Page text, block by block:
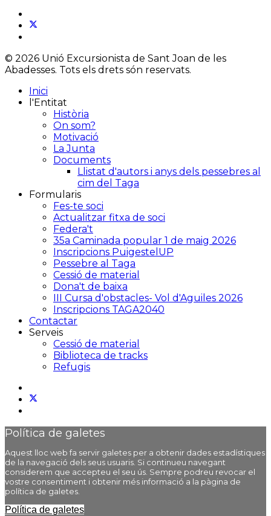
© 2026 Unió Excursionista de Sant Joan de les
Abadesses. Tots els drets són reservats.
Inici
l'Entitat
Història
On som?
Motivació
La Junta
Documents
Llistat d'autors i anys dels pessebres al
cim del Taga
Formularis
Fes-te soci
Actualitzar fitxa de soci
Federa't
35a Caminada popular 1 de maig 2026
Inscripcions PuigestelUP
Pessebre al Taga
Cessió de material
Dona't de baixa
III Cursa d'obstacles- Vol d'Aguiles 2026
Inscripcions TAGA2040
Contactar
Serveis
Cessió de material
Biblioteca de tracks
Refugis
Política de galetes
Aquest lloc web fa servir galetes per a obtenir dades estadístiques
de la navegació dels seus usuaris. Si continueu navegant
considerem que accepteu el seu ús. Sempre podreu revocar el
vostre consentiment i obtenir més informació a la pàgina de
política de galetes.
Política de galetes